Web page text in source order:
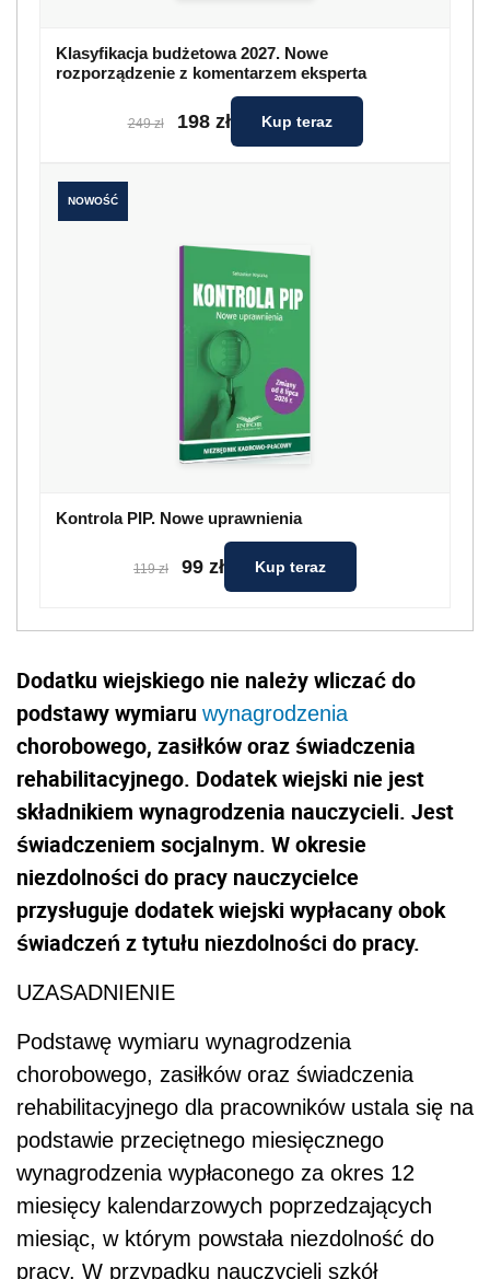
Klasyfikacja budżetowa 2027. Nowe
rozporządzenie z komentarzem eksperta
249 zł 198 zł Kup teraz
NOWOŚĆ
Kontrola PIP. Nowe uprawnienia
119 zł 99 zł Kup teraz
Dodatku wiejskiego nie należy wliczać do
podstawy wymiaru wynagrodzenia
chorobowego, zasiłków oraz świadczenia
rehabilitacyjnego. Dodatek wiejski nie jest
składnikiem wynagrodzenia nauczycieli. Jest
świadczeniem socjalnym. W okresie
niezdolności do pracy nauczycielce
przysługuje dodatek wiejski wypłacany obok
świadczeń z tytułu niezdolności do pracy.
UZASADNIENIE
Podstawę wymiaru wynagrodzenia
chorobowego, zasiłków oraz świadczenia
rehabilitacyjnego dla pracowników ustala się na
podstawie przeciętnego miesięcznego
wynagrodzenia wypłaconego za okres 12
miesięcy kalendarzowych poprzedzających
miesiąc, w którym powstała niezdolność do
pracy. W przypadku nauczycieli szkół